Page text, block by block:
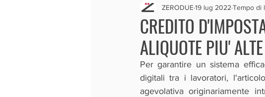
CREDITO
ALIQUOTE PIU' ALTE
ZERODUE19 lug 2022 Tempo di
Per garantire un sistema
digitali tra i lavoratori,
agevolativa originariamente